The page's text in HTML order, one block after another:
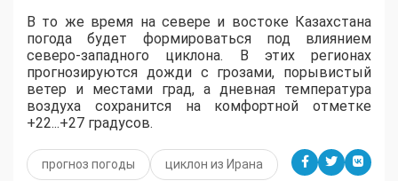
​В то же время на севере и востоке Казахстана
погода будет формироваться под влиянием
северо-западного циклона. В этих регионах
прогнозируются дожди с грозами, порывистый
ветер и местами град, а дневная температура
воздуха сохранится на комфортной отметке
+22...+27 градусов.
прогноз погоды циклон из Ирана